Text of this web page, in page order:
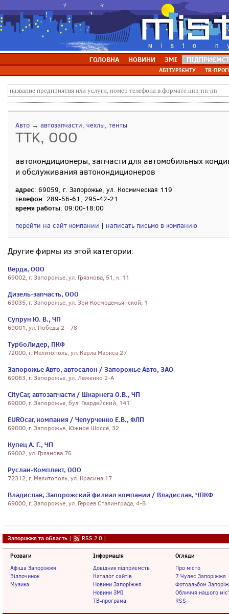
ГОЛОВНА НОВИНИ ЗМІ
АБІТУРІЄНТУ ТВ-
Авто → автозапчасти, чехлы, тенты
TTK, ООО
автокондиционеры, запчасти для автомобильных
и обслуживания автокондиционеров
адрес: 69059, г. Запорожье, ул. Космическая 119
телефон: 289-56-61, 295-42-21
время работы: 09:00-18:00
перейти на сайт компании | написать письмо в компанию
Другие фирмы из этой категории:
Верда, ООО
69002, г. Запорожье, ул. Грязнова, 51, к. 11
Дизель-запчасть, ООО
69035, г. Запорожье, ул. Зои Космодемьянской, 1
Супрун Ю. В., ЧП
69001, ул. Победы 2 - 78
ТурбоЛидер, ПКФ
72000, г. Мелитополь, ул. Карла Маркса 27
Запорожье Авто, автосалон / Запорожье Авто, ЗАО
69063, г. Запорожье, ул. Леженко 2-А
CityCar, автозапчасти / Шкарнега О.В., ЧП
69000, г. Запорожье, бул. Гвардейский, 141
EUROcar, компания / Чепурченко Е.В., ФЛП
69000, г. Запорожье, Южное Шоссе, 32
Купец А. Г., ЧП
69002, ул. Грязнова 76
Руслан-Комплект, ООО
72312, г. Мелитополь, ул. Красина 17
Владислав, Запорожский филиал компании / Владислав, ЧПКФ
69000, г. Запорожье, ул. Героев Сталинграда, 4-В
Запоріжжя та область | RSS 2.0 |
Розваги
Афіша Запоріжжя
Відпочинок
Музика
Інформація
Довідник підприємств
Каталог сайтів
Новини Запоріжжя
Новини ЗМІ
ТВ-програма
Огляди
Про місто
7 Чудес Запоріжжя
Фотоальбом
Обличчя нашого
RSS